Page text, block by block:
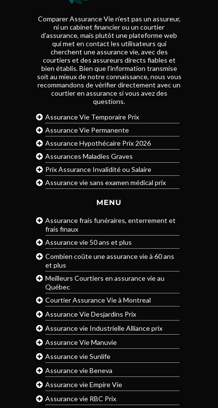
Comparer Assurance Vie n’est pas un assureur,
ni un cabinet financier ou un courtier
d’assurance, mais plutôt une plateforme web
qui met en contact les utilisateurs qui
cherchent une assurance vie, avec des
courtiers et des assureurs directs fiables et
bien établis. Bien que l’information transmise
soit au mieux de notre connaissance, nous vous
recommandons de vérifier directement avec un
courtier en assurance si vous avez des
questions.
Assurance Vie Temporaire Prix
Assurance Vie Permanente
Assurance Hypothécaire Prix 2026
Assurances Maladies Graves
Prix Assurance Invalidité ou Salaire
Assurance vie sans examen médical prix
MENU
Assurance frais funéraires, enterrement et
frais finaux
Assurance vie 50 ans et plus
Combien coûte une assurance vie à 60 ans
et plus
Meilleurs Courtiers en assurance vie au
Québec
Courtier Assurance Vie à Montreal
Assurance Vie Desjardins Prix
Assurance vie Industrielle Alliance prix
Assurance Vie Manuvie
Assurance vie Sunlife
Assurance vie Beneva
Assurance vie Empire Vie
Assurance vie RBC Prix